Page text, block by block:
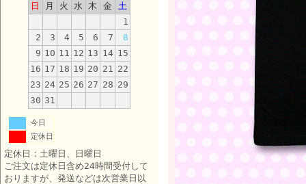
日 月 火 水 木 金
土
1
2
3 4 5 6 7
8
9 10 11 12 13 14 15
16 17 18 19 20 21 22
23 24 25 26 27 28 29
30 31
今日
定休日
定休日：土曜日、日曜日
ご注文は定休日含め24時間受付して
おりますが、発送などは次営業日以